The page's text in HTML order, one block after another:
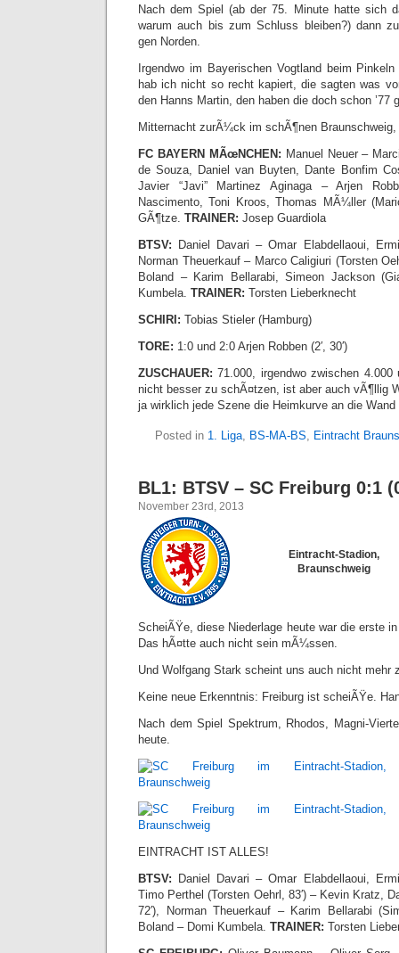
Nach dem Spiel (ab der 75. Minute hatte sich
warum auch bis zum Schluss bleiben?) dann
gen Norden.
Irgendwo im Bayerischen Vogtland beim
hab ich nicht so recht kapiert, die sagten was
den Hanns Martin, den haben die doch schon ’77
Mitternacht zurÃ¼ck im schÃ¶nen
FC BAYERN MÃœNCHEN: Manuel Neuer –
de Souza, Daniel van Buyten, Dante Bonfim
Javier “Javi” Martinez Aginaga – Arjen
Nascimento, Toni Kroos, Thomas MÃ¼ller
GÃ¶tze. TRAINER: Josep Guardiola
BTSV: Daniel Davari – Omar Elabdellaoui,
Norman Theuerkauf – Marco Caligiuri (Torsten
Boland – Karim Bellarabi, Simeon Jackson
Kumbela. TRAINER: Torsten Lieberknecht
SCHIRI: Tobias Stieler (Hamburg)
TORE: 1:0 und 2:0 Arjen Robben (2′, 30′)
ZUSCHAUER: 71.000, irgendwo zwischen 4.000
nicht besser zu schÃ¤tzen, ist aber auch vÃ¶llig
ja wirklich jede Szene die Heimkurve an die
Posted in 1. Liga, BS-MA-BS, Eintracht
BL1: BTSV – SC Freiburg 0:1
November 23rd, 2013
Eintracht-Stadion,
Braunschweig
ScheiÃŸe, diese Niederlage heute war die erste
Das hÃ¤tte auch nicht sein mÃ¼ssen.
Und Wolfgang Stark scheint uns auch nicht mehr
Keine neue Erkenntnis: Freiburg ist scheiÃŸe.
Nach dem Spiel Spektrum, Rhodos, Magni-
heute.
EINTRACHT IST ALLES!
BTSV: Daniel Davari – Omar Elabdellaoui,
Timo Perthel (Torsten Oehrl, 83′) – Kevin Kratz,
72′), Norman Theuerkauf – Karim Bellarabi
Boland – Domi Kumbela. TRAINER: Torsten